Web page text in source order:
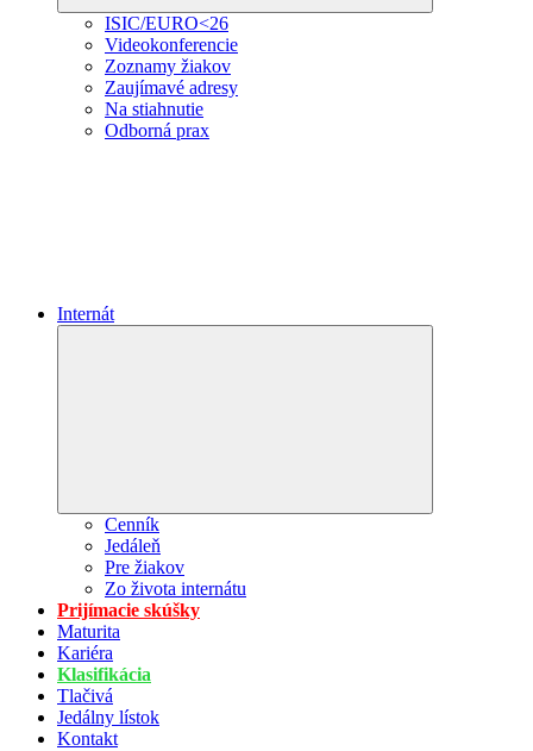
ISIC/EURO<26
Videokonferencie
Zoznamy žiakov
Zaujímavé adresy
Na stiahnutie
Odborná prax
Internát
Cenník
Jedáleň
Pre žiakov
Zo života internátu
Prijímacie skúšky
Maturita
Kariéra
Klasifikácia
Tlačivá
Jedálny lístok
Kontakt